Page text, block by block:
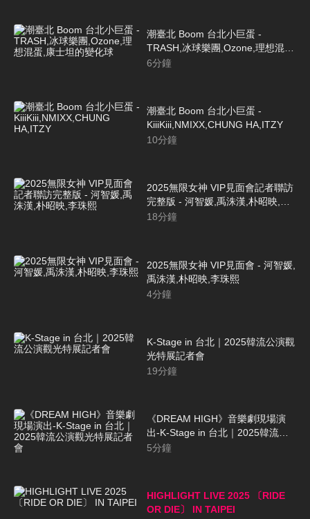
潮臺北 Boom 台北小巨蛋 -
TRASH,冰球樂團,Ozone,理想混
蛋,康士坦的變化球
6分鐘
潮臺北 Boom 台北小巨蛋 -
KiiiKiii,NMIXX,CHUNG HA,ITZY
10分鐘
2025無限女神 VIP見面會記者聯訪
完整版 - 河智媛,禹洙漢,朴昭映,李
珠熙
18分鐘
2025無限女神 VIP見面會 - 河智媛,
禹洙漢,朴昭映,李珠熙
4分鐘
K-Stage in 台北｜2025韓流公演觀
光特展記者會
19分鐘
《DREAM HIGH》音樂劇現場演
出-K-Stage in 台北｜2025韓流公
演觀光特展記者會
5分鐘
HIGHLIGHT LIVE 2025 〔RIDE
OR DIE〕 IN TAIPEI